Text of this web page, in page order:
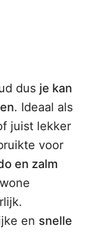
dus je kan
. Ideaal als
juist lekker
voor
en zalm
en snelle